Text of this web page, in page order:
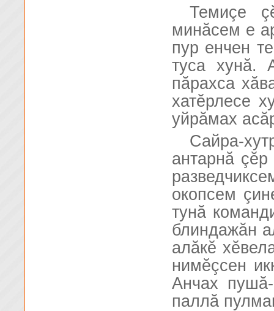
Темиçе
минăсем е
пур енчен
туса хунă.
пăрахса
хатĕрлесе
уйрăмах
Сайра-
антарнă
окопсем
тунă
блиндажăн
алăкĕ
нимĕçсен
Анчах
паллă